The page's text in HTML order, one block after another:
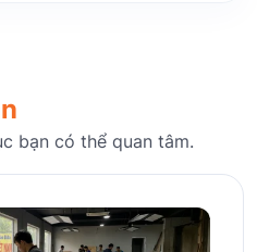
bạn có thể quan tâm.